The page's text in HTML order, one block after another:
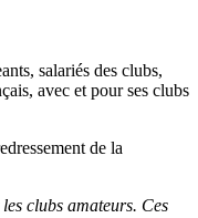
salariés des clubs,
avec et pour ses clubs
de la
clubs amateurs. Ces